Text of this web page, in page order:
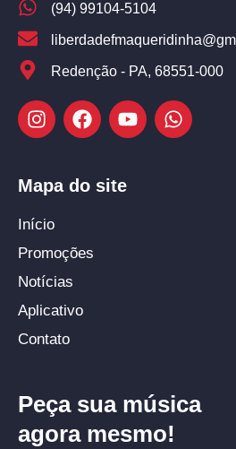
(94) 99104-5104
Redenção - PA, 68551-000
Mapa do site
Início
Promoções
Notícias
Aplicativo
Contato
Peça sua música
agora mesmo!